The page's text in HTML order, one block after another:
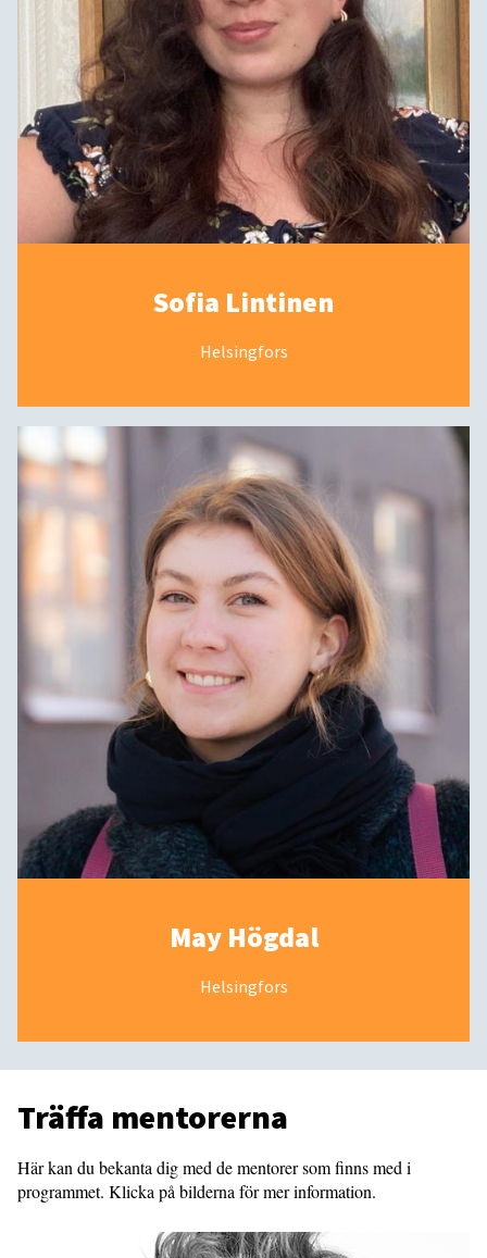
Sofia Lintinen
Helsingfors
May Högdal
Helsingfors
Träffa mentorerna
Här kan du bekanta dig med de mentorer som finns med i
programmet. Klicka på bilderna för mer information.